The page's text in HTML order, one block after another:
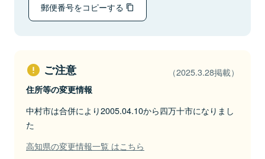
郵便番号をコピーする
ご注意 （2025.3.28掲載）
住所等の変更情報
中村市は合併により2005.04.10から四万十市になりまし
た
高知県の変更情報一覧 はこちら